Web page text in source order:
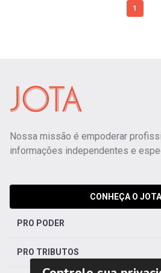
1
Nossa missão é empoderar
informações independentes e
CONHEÇA O
PRO PODER
PRO TRIBUTOS